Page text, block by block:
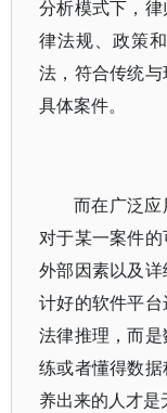
分析模式下，
律法规、政策
法，符合传统
具体案件。
而在广泛应
对于某一案件
外部因素以及
计好的软件平
法律推理，而
练或者懂得数
养出来的人才是